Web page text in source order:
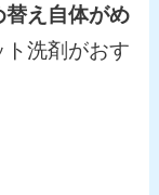
替え自体がめ
ト洗剤がおす